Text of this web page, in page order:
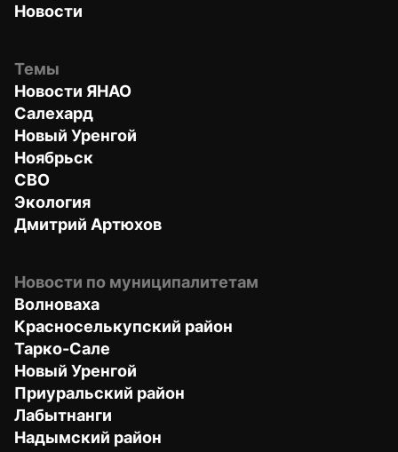
Новости
Темы
Новости ЯНАО
Салехард
Новый Уренгой
Ноябрьск
СВО
Экология
Дмитрий Артюхов
Новости по муниципалитетам
Волноваха
Красноселькупский район
Тарко-Сале
Новый Уренгой
Приуральский район
Лабытнанги
Надымский район